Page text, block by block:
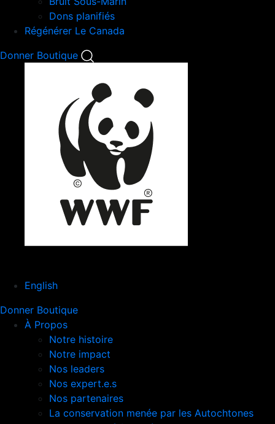
Dons planifiés
Régénérer Le Canada
Donner Boutique
English
Donner Boutique
À Propos
Notre histoire
Notre impact
Nos leaders
Nos expert.e.s
Nos partenaires
La conservation menée par les Autochtones